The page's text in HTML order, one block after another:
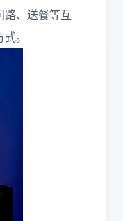
路、送餐等互
。